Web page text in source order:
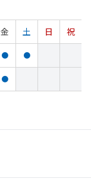
金 土 日
祝
● ●
●